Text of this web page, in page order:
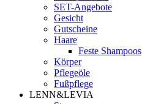
SET-Angebote
Gesicht
Gutscheine
Haare
Feste Shampoos
Körper
Pflegeöle
Fußpflege
LENN&LEVIA